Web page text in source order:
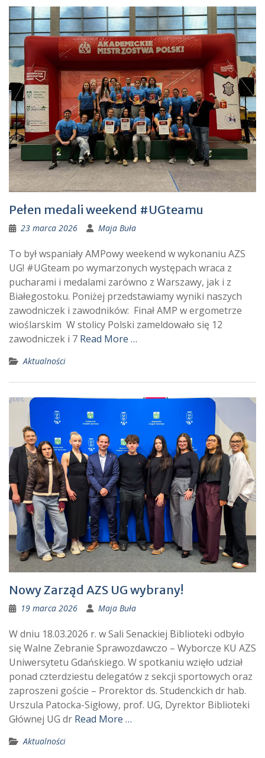
Pełen medali weekend #UGteamu
23 marca 2026 Maja Buła
To był wspaniały AMPowy weekend w wykonaniu AZS
UG! #UGteam po wymarzonych występach wraca z
pucharami i medalami zarówno z Warszawy, jak i z
Białegostoku. Poniżej przedstawiamy wyniki naszych
zawodniczek i zawodników: Finał AMP w ergometrze
wioślarskim W stolicy Polski zameldowało się 12
zawodniczek i 7 Read More …
Aktualności
Nowy Zarząd AZS UG wybrany!
19 marca 2026 Maja Buła
W dniu 18.03.2026 r. w Sali Senackiej Biblioteki odbyło
się Walne Zebranie Sprawozdawczo – Wyborcze KU AZS
Uniwersytetu Gdańskiego. W spotkaniu wzięło udział
ponad czterdziestu delegatów z sekcji sportowych oraz
zaproszeni goście – Prorektor ds. Studenckich dr hab.
Urszula Patocka-Sigłowy, prof. UG, Dyrektor Biblioteki
Głównej UG dr Read More …
Aktualności